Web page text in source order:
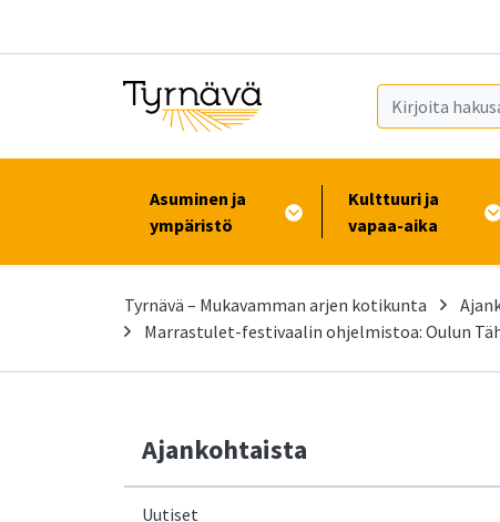
Asuminen ja
ympäristö
Kulttuuri ja
vapaa-aika
Tyrnävä – Mukavamman arjen kotikunta
Marrastulet-festivaalin ohjelmistoa: Oulun
Ajankohtaista
Uutiset